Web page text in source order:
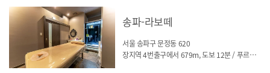
송파-라보떼
서울 송파구 문정동 620
장지역 4번출구에서 679m, 도보 12분 / 푸르지오시티 건물